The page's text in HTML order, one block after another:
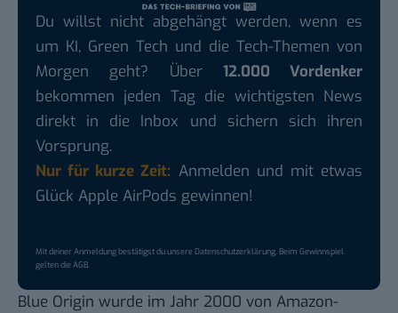
Du willst nicht abgehängt werden, wenn es
um KI, Green Tech und die Tech-Themen von
Morgen geht? Über 12.000 Vordenker
bekommen jeden Tag die wichtigsten News
direkt in die Inbox und sichern sich ihren
Vorsprung.
Nur für kurze Zeit: Anmelden und mit etwas
Glück Apple AirPods gewinnen!
Mit deiner Anmeldung bestätigst du unsereDatenschutzerklärung. Beim Gewinnspiel
gelten dieAGB.
Blue Origin wurde im Jahr 2000 von Amazon-